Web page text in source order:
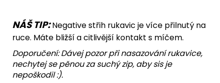
NÁŠ TIP:Negative střih rukavic je více přilnutý na
ruce. Máte bližší a citlivější kontakt s míčem.
Doporučení: Dávej pozor při nasazování rukavice,
nechytej se pěnou za suchý zip, aby sis je
nepoškodil :).